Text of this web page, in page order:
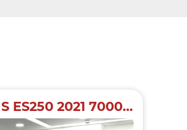
HÀNG HOT LEXUS ES250 2021 7000KM SIÊU LƯỚT